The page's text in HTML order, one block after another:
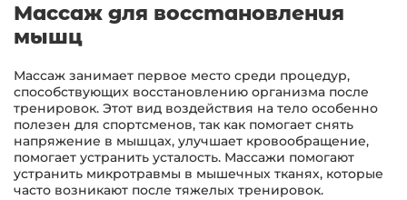
Массаж для восстановления
мышц
Массаж занимает первое место среди процедур,
способствующих восстановлению организма после
тренировок. Этот вид воздействия на тело особенно
полезен для спортсменов, так как помогает снять
напряжение в мышцах, улучшает кровообращение,
помогает устранить усталость. Массажи помогают
устранить микротравмы в мышечных тканях, которые
часто возникают после тяжелых тренировок.